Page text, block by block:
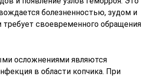
болезненностью, зудом и
требует своевременного обращения
осложнениями являются
в области копчика. При